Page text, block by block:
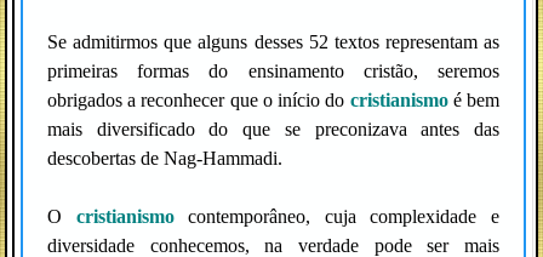
Se admitirmos que alguns desses 52 textos representam as
primeiras formas do ensinamento cristão, seremos
obrigados a reconhecer que o início do cristianismoé bem
mais diversificado do que se preconizava antes das
descobertas de Nag-Hammadi.
O cristianismocontemporâneo, cuja complexidade e
diversidade conhecemos, na verdade pode ser mais